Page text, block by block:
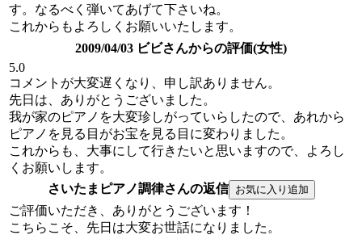
す。なるべく弾いてあげて下さいね。
これからもよろしくお願いいたします。
2009/04/03 ビビさんからの評価(女性)
5.0
コメントが大変遅くなり、申し訳ありません。
先日は、ありがとうございました。
我が家のピアノを大変珍しがっていらしたので、あれから
ピアノを見る目がお宝を見る目に変わりました。
これからも、大事にして行きたいと思いますので、よろし
くお願いします。
さいたまピアノ調律さんの返信
ご評価いただき、ありがとうございます！
こちらこそ、先日は大変お世話になりました。